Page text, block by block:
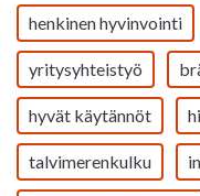
henkinen hyvinvointi
yritysyhteistyö
hyvät käytännöt
talvimerenkulku